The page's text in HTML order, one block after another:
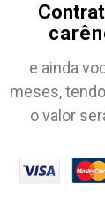
e ainda
meses,
o valor